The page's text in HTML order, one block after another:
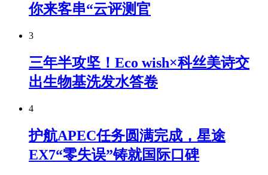
你来客串“云评测官
3
三年半攻坚！Eco wish×科丝美诗交
出生物基洗发水答卷
4
护航APEC任务圆满完成，星途
EX7“零失误”铸就国际口碑